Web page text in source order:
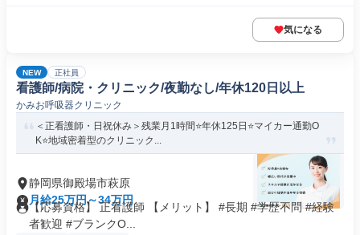
気になる
NEW 正社員
看護師/病院・クリニック/夜勤なし/年休120日以上
かみお呼吸器クリニック
＜正看護師・日祝休み＞残業月1時間⭐年休125日⭐マイカー通勤O
K⭐地域密着型のクリニック...
静岡県御殿場市萩原
月給25万円～34万円
【応募資格】 正看護師 【メリット】 #長期 #学歴不問 #経験
者歓迎 #ブランクO...